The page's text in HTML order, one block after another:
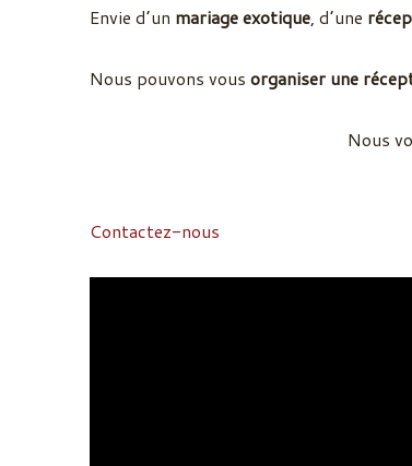
Envie d’un mariage exotique, d’une
Nous pouvons vous organiser une
Nous
Contactez-nous